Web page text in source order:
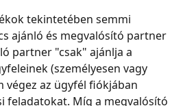
tekintetében semmi
ajánló és megvalósító partner
partner "csak" ajánlja a
(személyesen vagy
végez az ügyfél fiókjában
feladatokat. Míg a megvalósító